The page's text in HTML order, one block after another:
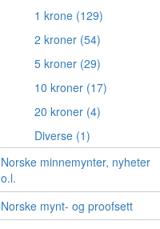
1 krone (129)
2 kroner (54)
5 kroner (29)
10 kroner (17)
20 kroner (4)
Diverse (1)
Norske minnemynter, nyheter
o.l.
Norske mynt- og proofsett